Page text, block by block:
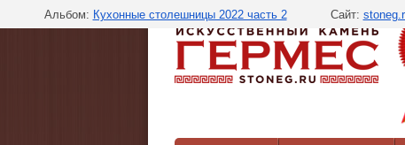
Альбом: Кухонные столешницы 2022 часть 2 Сайт: